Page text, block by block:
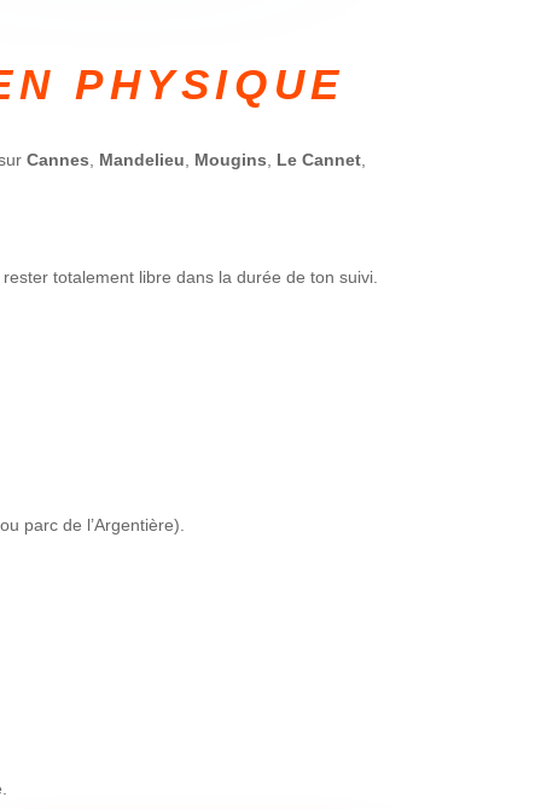
PHYSIQUE
Cannes, Mandelieu, Mougins, Le Cannet,
totalement libre dans la durée de ton suivi.
parc de l’Argentière).